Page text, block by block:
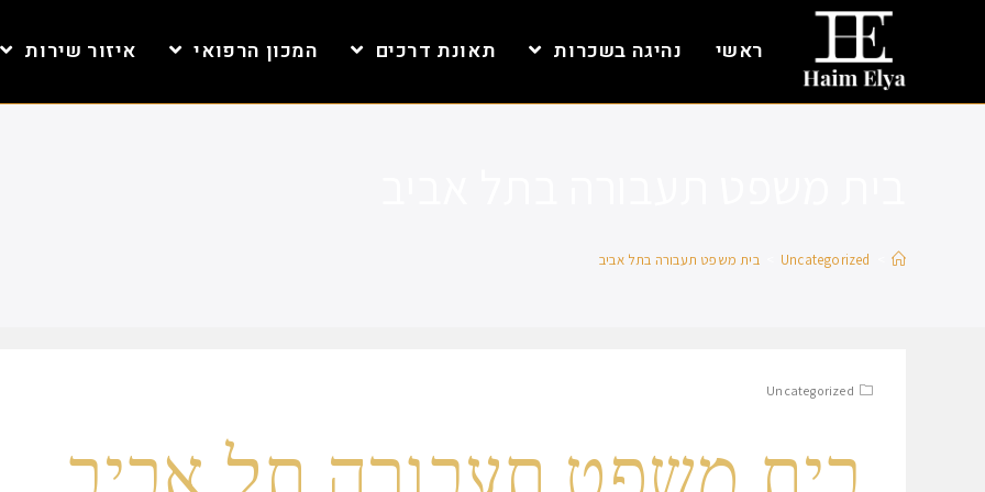
ראשי נהיגה בשכרות תאונת דרכים המכון הרפואי איזור שירות
Uncategorized בית משפט תעבורה בתל אביב
Uncategorized